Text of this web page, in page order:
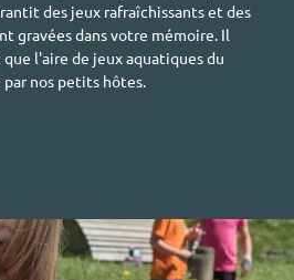
des jeux rafraîchissants et des
gravées dans votre mémoire. Il
l'aire de jeux aquatiques du
nos petits hôtes.